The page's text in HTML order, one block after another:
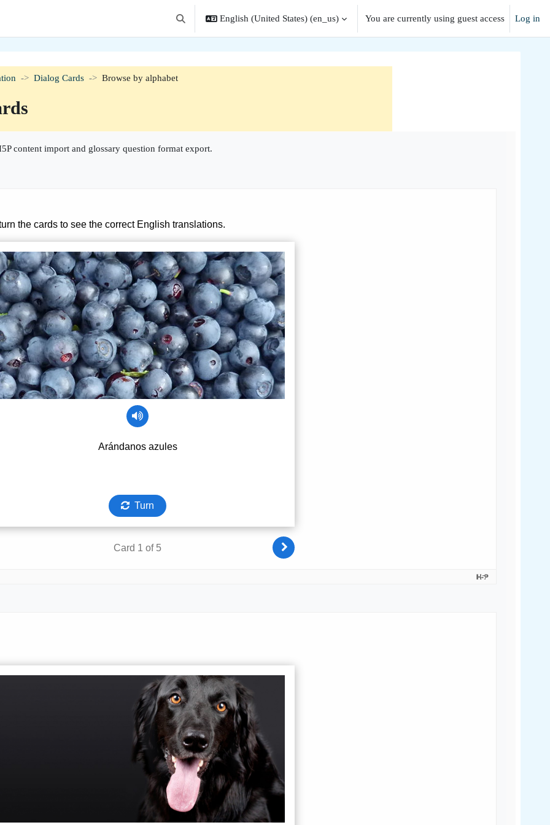
Toggle search input
English (United States) ‎(en_us)‎ You are currently using guest access Log in
Dialog Cards Browse by alphabet
content import and glossary question format export.